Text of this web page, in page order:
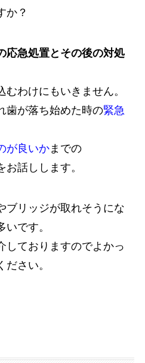
か？
応急処置とその後の対処
わけにもいきません。
歯が落ち始めた時の緊急
が良いかまでの
話しします。
ブリッジが取れそうにな
です。
しておりますのでよかっ
さい。